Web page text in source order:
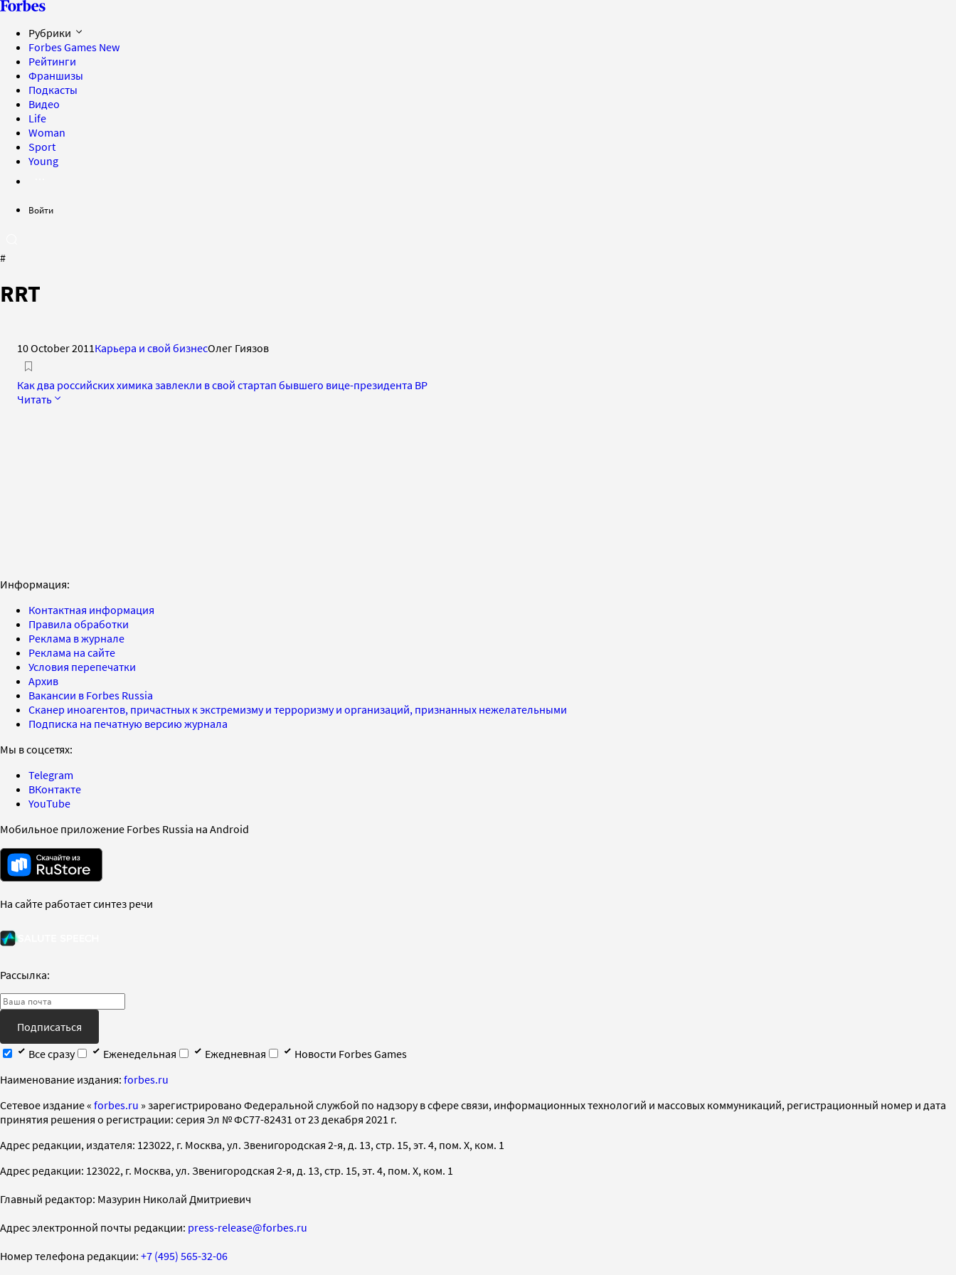
Рубрики
Forbes Games New
Рейтинги
Франшизы
Подкасты
Видео
Life
Woman
Sport
Young
Войти
#
RRT
10 October 2011 Карьера и свой бизнесОлег Гиязов
Как два российских химика завлекли в свой стартап бывшего вице-президента BP
Читать
Информация:
Контактная информация
Правила обработки
Реклама в журнале
Реклама на сайте
Условия перепечатки
Архив
Вакансии в Forbes Russia
Сканер иноагентов, причастных к экстремизму и терроризму и организаций, признанных нежелательными
Подписка на печатную версию журнала
Мы в соцсетях:
Telegram
ВКонтакте
YouTube
Мобильное приложение Forbes Russia на Android
На сайте работает синтез речи
Рассылка:
Подписаться
Все сразу
Еженедельная Ежедневная
Новости Forbes Games
Наименование издания: forbes.ru
Cетевое издание « forbes.ru » зарегистрировано Федеральной службой по надзору в сфере связи, информационных технологий и массовых коммуникаций, регистрационный номер и дата
принятия решения о регистрации: серия Эл № ФС77-82431 от 23 декабря 2021 г.
Адрес редакции, издателя: 123022, г. Москва, ул. Звенигородская 2-я, д. 13, стр. 15, эт. 4, пом. X, ком. 1
Адрес редакции: 123022, г. Москва, ул. Звенигородская 2-я, д. 13, стр. 15, эт. 4, пом. X, ком. 1
Главный редактор: Мазурин Николай Дмитриевич
Адрес электронной почты редакции: press-release@forbes.ru
Номер телефона редакции: +7 (495) 565-32-06